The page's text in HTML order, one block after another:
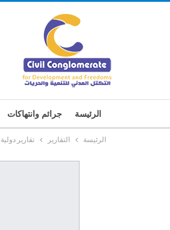
الرئيسة جرائم وانتهاكات
الرئيسة التقارير تقارير دولية